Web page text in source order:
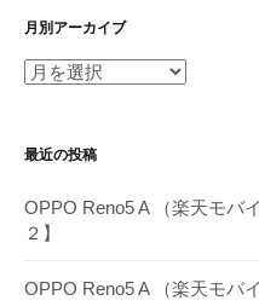
月別アーカイブ
月
ー
イ
ブ
最近の投稿
OPPO Reno5 A （楽天モバ
２】
OPPO Reno5 A （楽天モバ